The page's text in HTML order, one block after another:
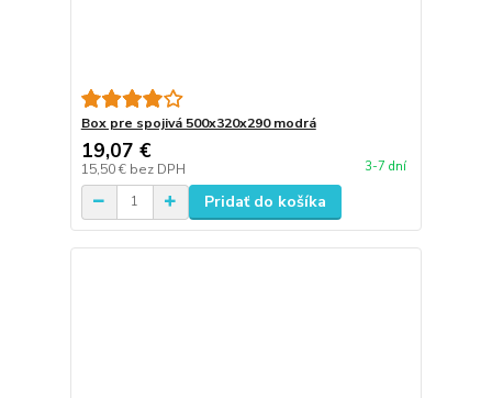
Box pre spojivá 500x320x290 modrá
19,07 €
15,50 € bez DPH 3-7 dní
Pridať do košíka